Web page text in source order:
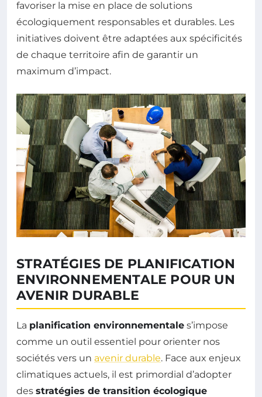
favoriser la mise en place de solutions
écologiquement responsables et durables. Les
initiatives doivent être adaptées aux spécificités
de chaque territoire afin de garantir un
maximum d’impact.
STRATÉGIES DE PLANIFICATION
ENVIRONNEMENTALE POUR UN
AVENIR DURABLE
La planification environnementale s’impose
comme un outil essentiel pour orienter nos
sociétés vers un avenir durable. Face aux enjeux
climatiques actuels, il est primordial d’adopter
des stratégies de transition écologique